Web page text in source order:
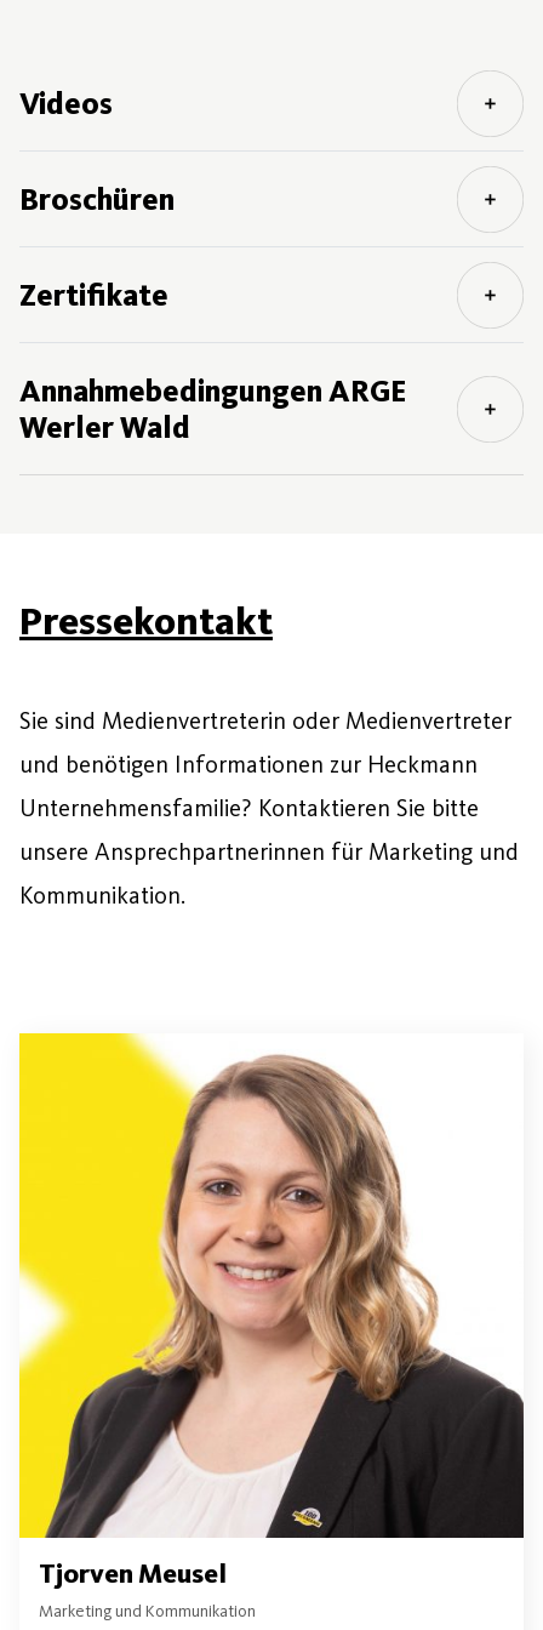
Videos
Broschüren
Zertifikate
Annahmebedingungen ARGE
Werler Wald
Pressekontakt
Sie sind Medienvertreterin oder Medienvertreter
und benötigen Informationen zur Heckmann
Unternehmensfamilie? Kontaktieren Sie bitte
unsere Ansprechpartnerinnen für Marketing und
Kommunikation.
Tjorven Meusel
Marketing und Kommunikation